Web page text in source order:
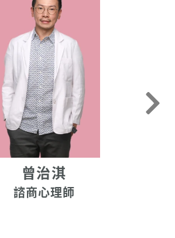
曾治淇
諮商心理師